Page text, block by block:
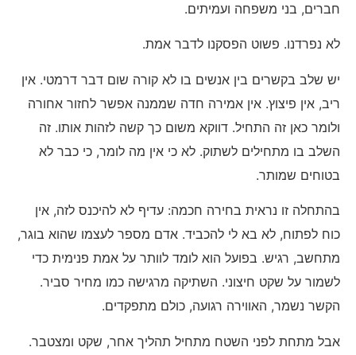
חברים, בני משפחה ועמיתים.
לא נפרדנו. פשוט הפסקנו לדבר אמת.
יש שלב בקשרים בין אנשים בו לא קורה שום דבר דרמטי. אין
ריב, אין פיצוץ. אין אמירה חדה שממנה אפשר לחזור אחורה
ולומר כאן זה התחיל. דווקא משום כך קשה לזהות אותו. זה
השלב בו מתחילים לשתוק. לא כי אין מה לומר, כי כבר לא
בטוחים שמותר.
בהתחלה זו נראית בחירה חכמה: עדיף לא להיכנס לזה, אין
כוח לפתוח, לא בא לי להכביד. אדם מספר לעצמו שהוא בוגר,
מתחשב, רגיש. בפועל הוא לומד לוותר על אמת פנימית כדי
לשמור על שקט חיצוני. השתיקה מרגישה כמו מחיר סביר.
הקשר נשמר, האווירה רגועה, כולם מתפקדים.
אבל מתחת לפני השטח מתחיל תהליך אחר, שקט ומצטבר.